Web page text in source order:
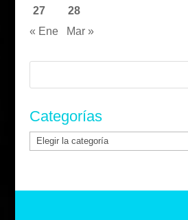
27
28
« Ene
Mar »
Categorías
Categorías